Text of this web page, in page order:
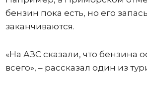
бензин пока есть, но его
заканчиваются.
«На АЗС сказали, что бензина
всего», – рассказал один из